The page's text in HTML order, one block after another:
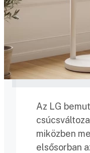
Az LG
miközben
elsősorban